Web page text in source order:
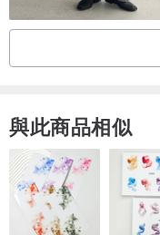
側口袋
與此商品相似